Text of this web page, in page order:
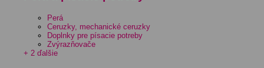
Perá
Ceruzky, mechanické ceruzky
Doplnky pre písacie potreby
Zvýrazňovače
+ 2 ďalšie